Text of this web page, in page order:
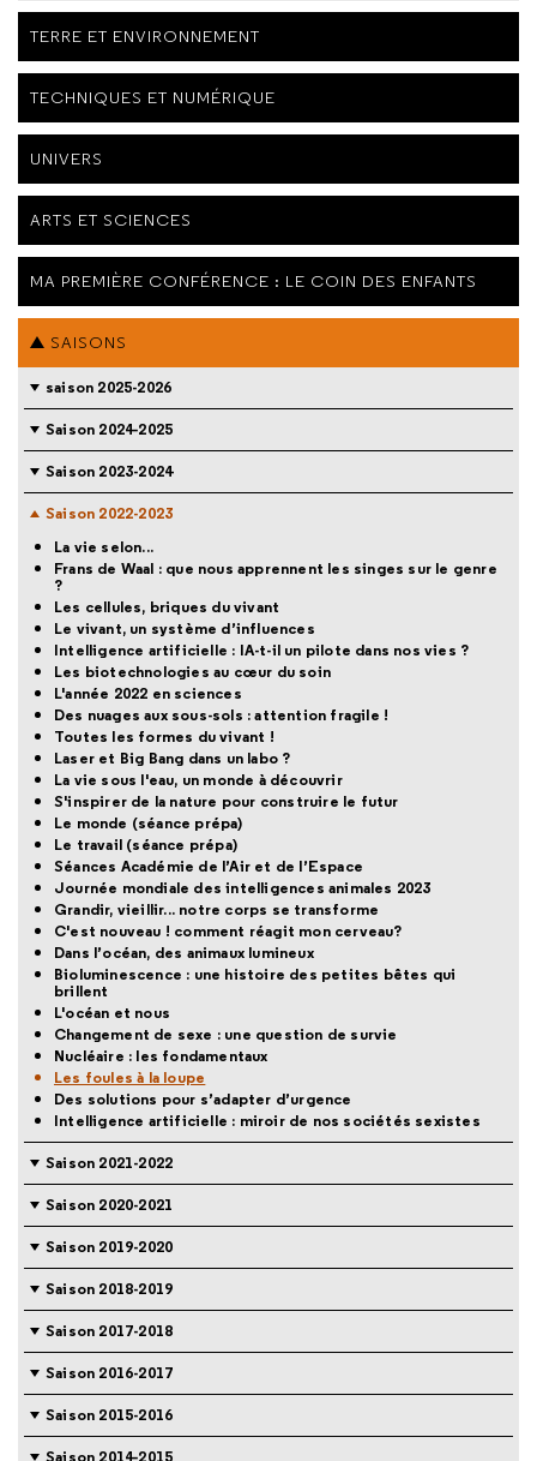
TERRE ET ENVIRONNEMENT
TECHNIQUES ET NUMÉRIQUE
UNIVERS
ARTS ET SCIENCES
MA PREMIÈRE CONFÉRENCE : LE COIN DES ENFANTS
SAISONS
saison 2025-2026
Saison 2024-2025
Saison 2023-2024
Saison 2022-2023
La vie selon...
Frans de Waal : que nous apprennent les singes sur le genre
?
Les cellules, briques du vivant
Le vivant, un système d’influences
Intelligence artificielle : IA-t-il un pilote dans nos vies ?
Les biotechnologies au cœur du soin
L'année 2022 en sciences
Des nuages aux sous-sols : attention fragile !
Toutes les formes du vivant !
Laser et Big Bang dans un labo ?
La vie sous l'eau, un monde à découvrir
S'inspirer de la nature pour construire le futur
Le monde (séance prépa)
Le travail (séance prépa)
Séances Académie de l’Air et de l’Espace
Journée mondiale des intelligences animales 2023
Grandir, vieillir... notre corps se transforme
C'est nouveau ! comment réagit mon cerveau?
Dans l’océan, des animaux lumineux
Bioluminescence : une histoire des petites bêtes qui
brillent
L'océan et nous
Changement de sexe : une question de survie
Nucléaire : les fondamentaux
Les foules à la loupe
Des solutions pour s’adapter d’urgence
Intelligence artificielle : miroir de nos sociétés sexistes
Saison 2021-2022
Saison 2020-2021
Saison 2019-2020
Saison 2018-2019
Saison 2017-2018
Saison 2016-2017
Saison 2015-2016
Saison 2014-2015